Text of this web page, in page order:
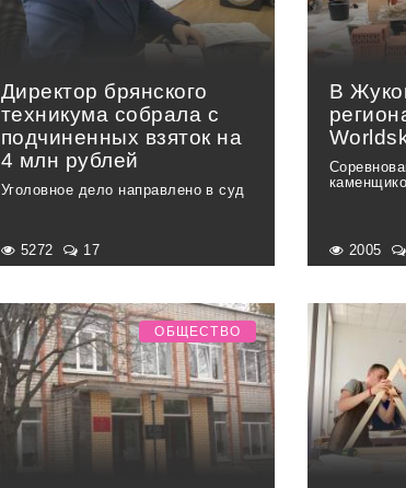
Директор брянского
техникума собрала с
подчиненных взяток на
4 млн рублей
Уголовное дело направлено в суд
5272 17
В
2005
ОБЩЕСТВО